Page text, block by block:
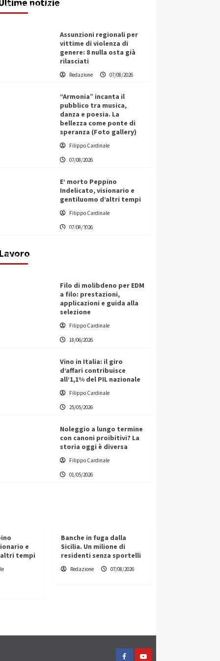
Redazione 07/08/2026
Assunzioni regionali per
vittime di violenza di
genere: 8 nulla osta già
rilasciati
Redazione 07/08/2026
“Armonia” incanta il
pubblico tra musica,
danza e poesia. La
bellezza come ponte di
speranza (Foto gallery)
Filippo Cardinale
07/08/2026
E’ morto Peppino
Indelicato, visionario e
gentiluomo d’altri tempi
Filippo Cardinale
07/08/2026
Lavoro
L’ingegnere saccense Buscarnera
partner chiave di un progetto
transnazionale per la transizione
Filippo Cardinale
Filo di molibdeno per EDM
a filo: prestazioni,
applicazioni e guida alla
selezione
Filippo Cardinale
18/06/2026
Vino in Italia: il giro
d’affari contribuisce
all’1,1% del PIL nazionale
Filippo Cardinale
25/05/2026
Noleggio a lungo termine
con canoni proibitivi? La
storia oggi è diversa
Filippo Cardinale
01/05/2026
e
tempi
Banche in fuga dalla
Sicilia. Un milione di
residenti senza sportelli
Redazione 07/08/2026